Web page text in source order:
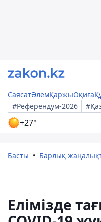
СаясатӘлемҚаржыОқиға
#Референдум-2026
+27°
Басты Барлық
Елімізде